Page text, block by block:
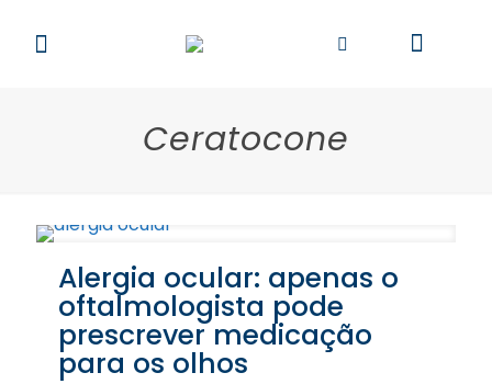
Ceratocone
Alergia ocular: apenas o
oftalmologista pode
prescrever medicação
para os olhos